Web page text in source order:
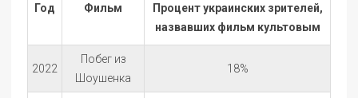
Год Фильм
Процент украинских зрителей,
назвавших фильм культовым
2022
Побег из
Шоушенка
18%